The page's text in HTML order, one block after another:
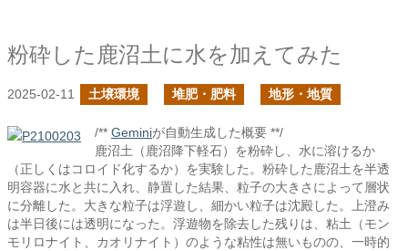
粉砕した鹿沼土に水を加えてみた
2025-02-11 土壌環境 堆肥・肥料 地形・地質
/** Geminiが自動生成した概要 **/
鹿沼土（鹿沼降下軽石）を粉砕し、水に溶けるか
（正しくはコロイド化するか）を実験した。粉砕した鹿沼土を半透
明容器に水と共に入れ、静置した結果、粒子の大きさによって層状
に分離した。大きな粒子は浮遊し、細かい粒子は沈殿した。上澄み
は半日後には透明になった。浮遊物を除去した残りは、粘土（モン
モリロナイト、カオリナイト）のような粘性は無いものの、一時的